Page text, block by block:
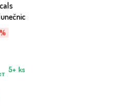
5+ ks